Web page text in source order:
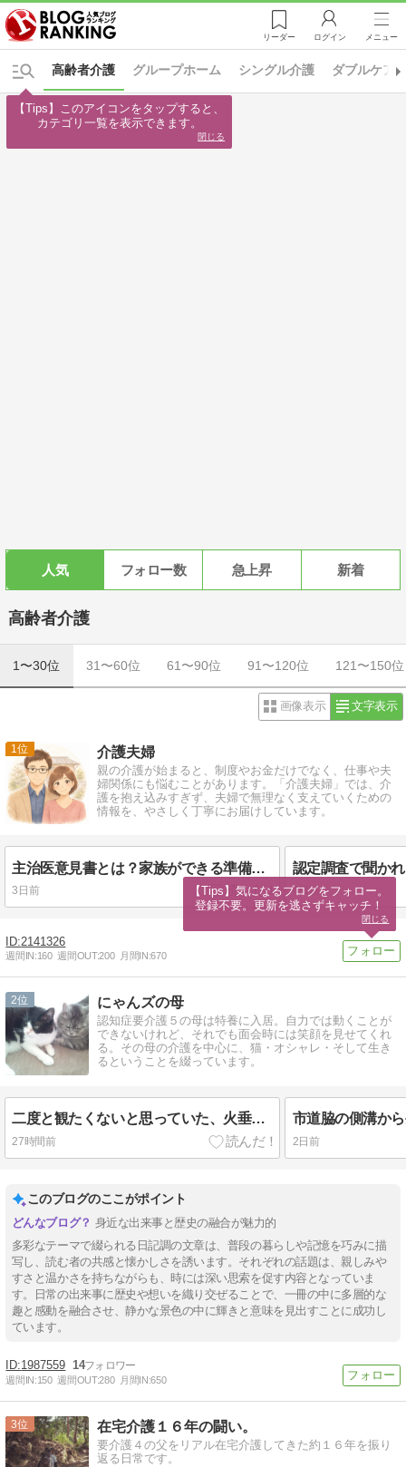
リーダー ログイン メニュー
グループホーム シングル介護 ダブルケア
高齢者介護
人気 フォロー数 急上昇 新着
高齢者介護
1〜30位 31〜60位 61〜90位 91〜120位 121〜150位
画像表示 文字表示
1 介護夫婦
親の介護が始まると、制度やお金だけでなく、仕事や夫
婦関係にも悩むことがあります。「介護夫婦」では、介
護を抱え込みすぎず、夫婦で無理なく支えていくための
情報を、やさしく丁寧にお届けしています。
主治医意見書とは？家族ができる準備と伝え方
3日前 4日前
2141326
週間IN:160 週間OUT:200 月間IN:670
2 にゃんズの母
認知症要介護５の母は特養に入居。自力では動くことが
できないけれど、それでも面会時には笑顔を見せてくれ
る。その母の介護を中心に、猫・オシャレ・そして生き
るということを綴っています。
二度と観たくないと思っていた、火垂るの墓から学ぶこと…
27時間前 2日前
このブログのここがポイント
身近な出来事と歴史の融合が魅力的
多彩なテーマで綴られる日記調の文章は、普段の暮らしや記憶を巧みに描
写し、読む者の共感と懐かしさを誘います。それぞれの話題は、親しみや
すさと温かさを持ちながらも、時には深い思索を促す内容となっていま
す。日常の出来事に歴史や想いを織り交ぜることで、一冊の中に多層的な
趣と感動を融合させ、静かな景色の中に輝きと意味を見出すことに成功し
ています。
1987559 14
週間IN:150 週間OUT:280 月間IN:650
3 在宅介護１６年の闘い。
要介護４の父をリアル在宅介護してきた約１６年を振り
返る日常です。
【Tips】このアイコンをタップすると、
カテゴリ一覧を表示できます。
閉じる
【Tips】気になるブログをフォロー。
登録不要。更新を逃さずキャッチ！
閉じる